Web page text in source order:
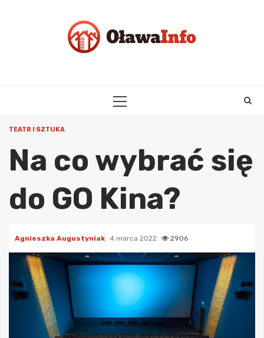
PRIMARY
TEATR I SZTUKA
Na co wybrać się
do GO Kina?
Agnieszka Augustyniak 4 marca 2022 2906